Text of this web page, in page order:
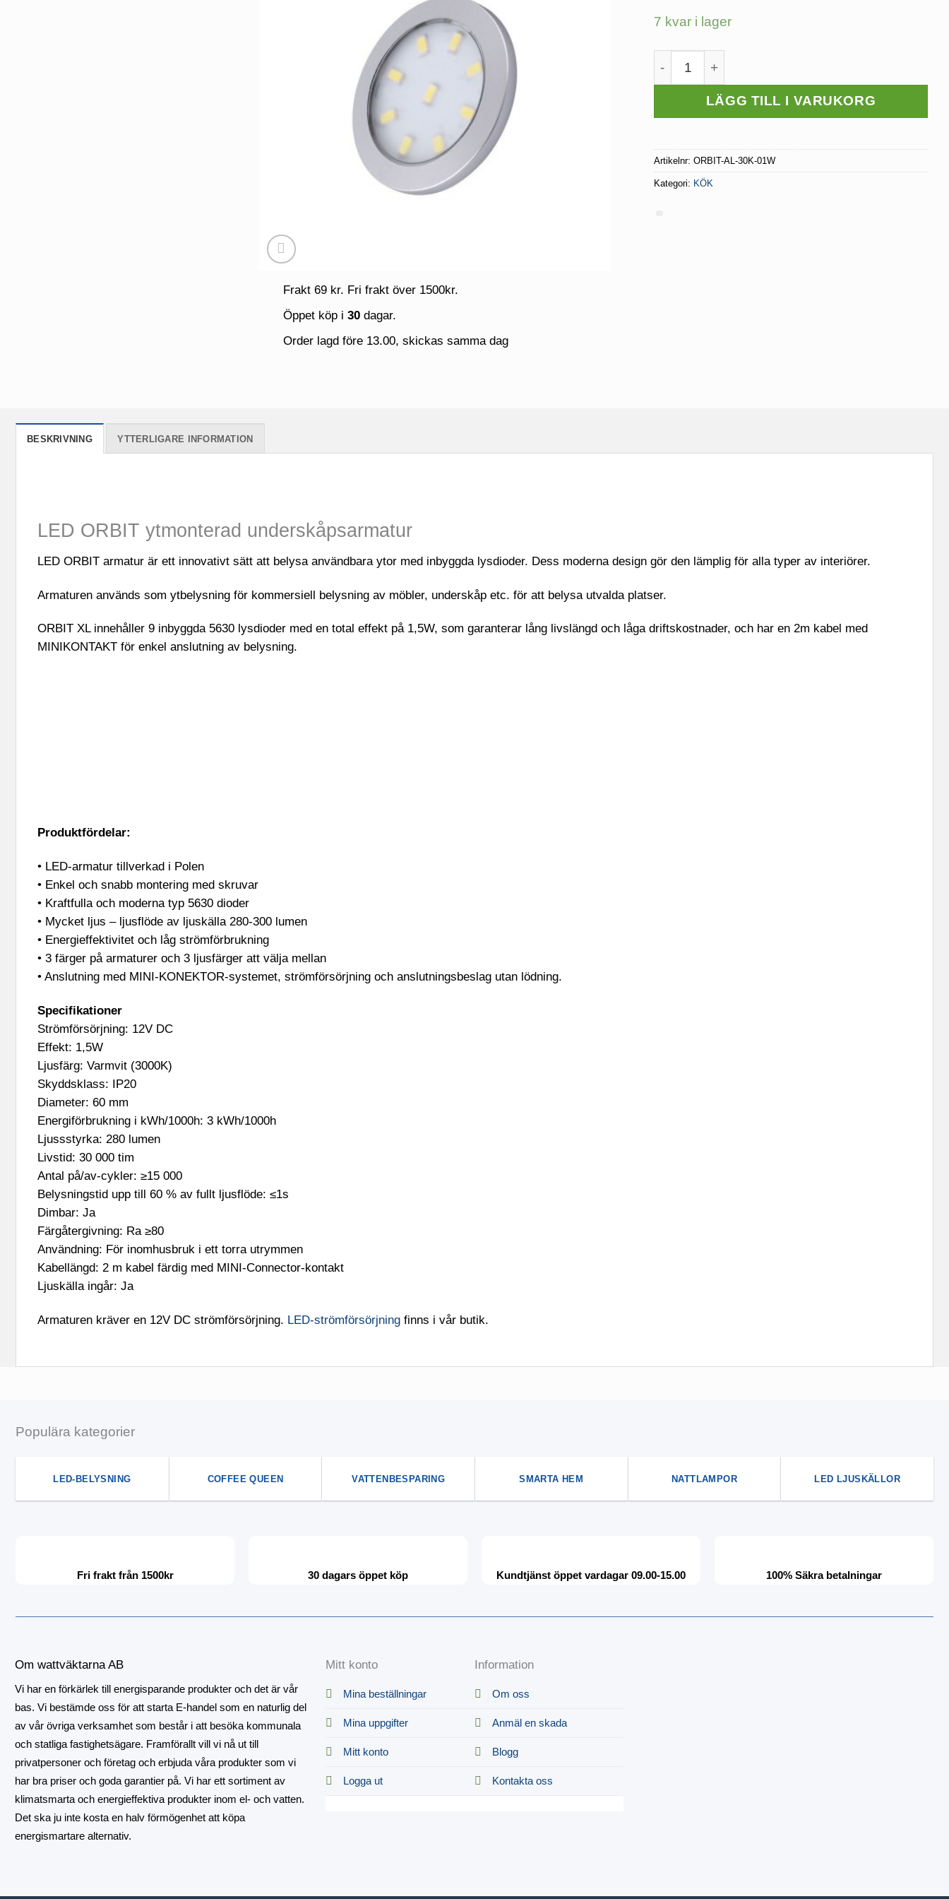
Frakt 69 kr. Fri frakt över 1500kr.
Öppet köp i30 dagar.
Order lagd före 13.00, skickas samma dag
priset
var:
7 kvar i lager
LÄGG TILL I VARUKORG
Artikelnr: ORBIT-AL-30K-01W
Kategori: KÖK
BESKRIVNING YTTERLIGARE INFORMATION
LED ORBIT ytmonterad underskåpsarmatur
LED ORBIT armatur är ett innovativt sätt att belysa användbara ytor med inbyggda lysdioder. Dess moderna design gör den lämplig för alla typer av interiörer.
Armaturen används som ytbelysning för kommersiell belysning av möbler, underskåp etc. för att belysa utvalda platser.
ORBIT XL innehåller 9 inbyggda 5630 lysdioder med en total effekt på 1,5W, som garanterar lång livslängd och låga driftskostnader, och har en 2m kabel med
MINIKONTAKT för enkel anslutning av belysning.
Produktfördelar:
• LED-armatur tillverkad i Polen
• Enkel och snabb montering med skruvar
• Kraftfulla och moderna typ 5630 dioder
• Mycket ljus – ljusflöde av ljuskälla 280-300 lumen
• Energieffektivitet och låg strömförbrukning
• 3 färger på armaturer och 3 ljusfärger att välja mellan
• Anslutning med MINI-KONEKTOR-systemet, strömförsörjning och anslutningsbeslag utan lödning.
Specifikationer
Strömförsörjning: 12V DC
Effekt: 1,5W
Ljusfärg: Varmvit (3000K)
Skyddsklass: IP20
Diameter: 60 mm
Energiförbrukning i kWh/1000h: 3 kWh/1000h
Ljussstyrka: 280 lumen
Livstid: 30 000 tim
Antal på/av-cykler: ≥15 000
Belysningstid upp till 60 % av fullt ljusflöde: ≤1s
Dimbar: Ja
Färgåtergivning: Ra ≥80
Användning: För inomhusbruk i ett torra utrymmen
Kabellängd: 2 m kabel färdig med MINI-Connector-kontakt
Ljuskälla ingår: Ja
Armaturen kräver en 12V DC strömförsörjning. LED-strömförsörjning finns i vår butik.
Populära kategorier
LED-BELYSNING COFFEE QUEEN VATTENBESPARING SMARTA HEM NATTLAMPOR LED LJUSKÄLLOR
Fri frakt från 1500kr 30 dagars öppet köp Kundtjänst öppet vardagar 09.00-15.00 100% Säkra betalningar
Om wattväktarna AB
Vi har en förkärlek till energisparande produkter och det är vår
bas. Vi bestämde oss för att starta E-handel som en naturlig del
av vår övriga verksamhet som består i att besöka kommunala
och statliga fastighetsägare. Framförallt vill vi nå ut till
privatpersoner och företag och erbjuda våra produkter som vi
har bra priser och goda garantier på. Vi har ett sortiment av
klimatsmarta och energieffektiva produkter inom el- och vatten.
Det ska ju inte kosta en halv förmögenhet att köpa
energismartare alternativ.
Mitt konto
Mina beställningar
Mina uppgifter
Mitt konto
Logga ut
Information
Om oss
Anmäl en skada
Blogg
Kontakta oss